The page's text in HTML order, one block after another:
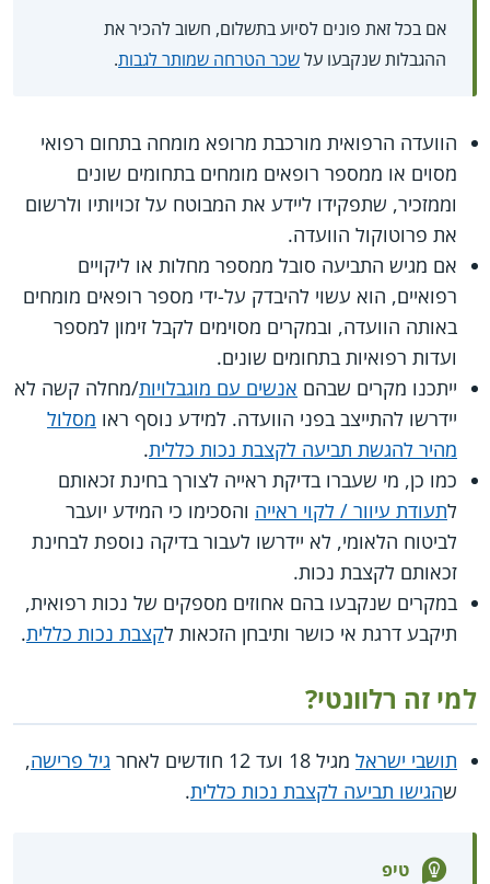
אם בכל זאת פונים לסיוע בתשלום, חשוב להכיר את
ההגבלות שנקבעו עלשכר הטרחה שמותר לגבות.
הוועדה הרפואית מורכבת מרופא מומחה בתחום רפואי
מסוים או ממספר רופאים מומחים בתחומים שונים
וממזכיר, שתפקידו ליידע את המבוטח על זכויותיו ולרשום
את פרוטוקול הוועדה.
אם מגיש התביעה סובל ממספר מחלות או ליקויים
רפואיים, הוא עשוי להיבדק על-ידי מספר רופאים מומחים
באותה הוועדה, ובמקרים מסוימים לקבל זימון למספר
ועדות רפואיות בתחומים שונים.
ייתכנו מקרים שבהם אנשים עם מוגבלויות/מחלה קשה לא
יידרשו להתייצב בפני הוועדה. למידע נוסף ראו מסלול
מהיר להגשת תביעה לקצבת נכות כללית.
כמו כן, מי שעברו בדיקת ראייה לצורך בחינת זכאותם
לתעודת עיוור / לקוי ראייה והסכימו כי המידע יועבר
לביטוח הלאומי, לא יידרשו לעבור בדיקה נוספת לבחינת
זכאותם לקצבת נכות.
במקרים שנקבעו בהם אחוזים מספקים של נכות רפואית,
תיקבע דרגת אי כושר ותיבחן הזכאות לקצבת נכות כללית.
למי זה רלוונטי?
תושבי ישראל מגיל 18 ועד 12 חודשים לאחר גיל פרישה,
שהגישו תביעה לקצבת נכות כללית.
טיפ